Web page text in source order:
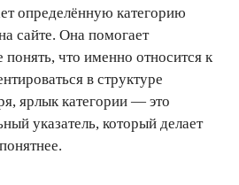
определённую категорию
сайте. Она помогает
понять, что именно относится к
в структуре
ярлык категории — это
указатель, который делает